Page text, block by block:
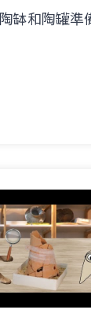
缽和陶罐準